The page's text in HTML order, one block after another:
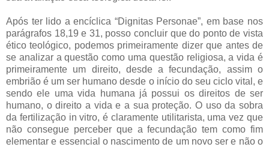
Após ter lido a encíclica “Dignitas Personae”, em base nos
parágrafos 18,19 e 31, posso concluir que do ponto de vista
ético teológico, podemos primeiramente dizer que antes de
se analizar a questão como uma questão religiosa, a vida é
primeiramente um direito, desde a fecundação, assim o
embrião é um ser humano desde o início do seu ciclo vital, e
sendo ele uma vida humana já possui os direitos de ser
humano, o direito a vida e a sua proteção. O uso da sobra
da fertilização in vitro, é claramente utilitarista, uma vez que
não consegue perceber que a fecundação tem como fim
elementar e essencial o nascimento de um novo ser e não o